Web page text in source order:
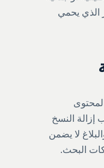
الذي يحمي
إزالة النسخ
لا يضمن
البحث.